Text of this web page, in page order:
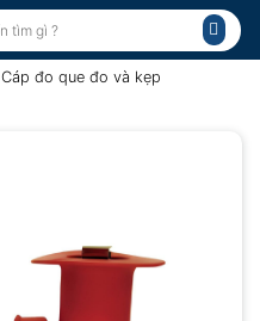
Cáp đo que đo và kẹp